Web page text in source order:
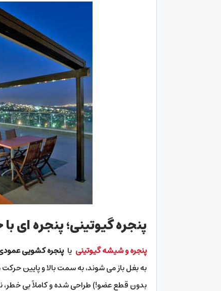
پنجره گیوتینی؛ پنجره ای
پنجره و شیشه گیوتینی یاپنجره کشویی
به بغل باز می شوند، به سمت بالا و پایین
بدون قطع عضو!) طراحی شده و کاملاً بی خطر،